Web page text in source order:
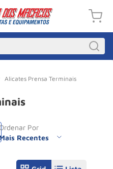
Alicates Prensa Terminais
Ordenar Por
Mais Recentes